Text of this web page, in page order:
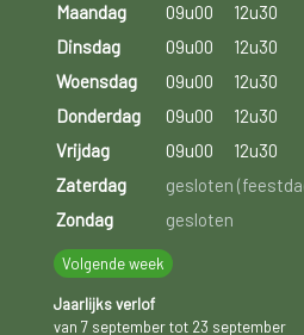
Maandag 09u00 12u30
Dinsdag
09u00 12u30
Woensdag
09u00 12u30
Donderdag
09u00
12u30
Vrijdag
09u00 12u30
Zaterdag
gesloten
Zondag
gesloten
Volgende week
Jaarlijks verlof
van 7 september tot 23 september